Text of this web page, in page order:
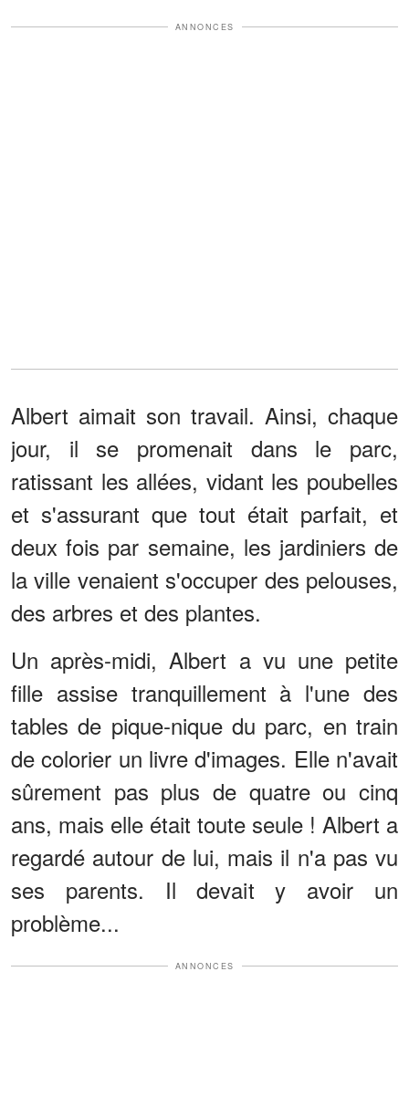
ANNONCES
Albert aimait son travail. Ainsi, chaque
jour, il se promenait dans le parc,
ratissant les allées, vidant les poubelles
et s'assurant que tout était parfait, et
deux fois par semaine, les jardiniers de
la ville venaient s'occuper des pelouses,
des arbres et des plantes.
Un après-midi, Albert a vu une petite
fille assise tranquillement à l'une des
tables de pique-nique du parc, en train
de colorier un livre d'images. Elle n'avait
sûrement pas plus de quatre ou cinq
ans, mais elle était toute seule ! Albert a
regardé autour de lui, mais il n'a pas vu
ses parents. Il devait y avoir un
problème...
ANNONCES